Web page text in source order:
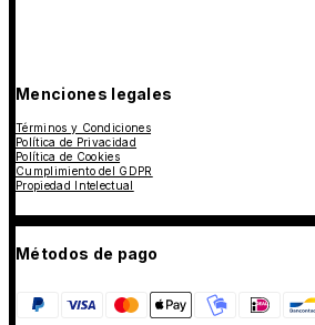
Menciones legales
Términos y Condiciones
Política de Privacidad
Política de Cookies
Cumplimiento del GDPR
Propiedad Intelectual
Métodos de pago